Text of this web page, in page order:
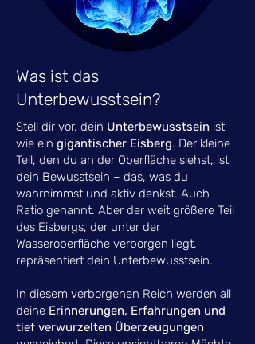
Was ist das
Unterbewusstsein?
Stell dir vor, dein Unterbewusstsein ist
wie ein gigantischer Eisberg. Der kleine
Teil, den du an der Oberfläche siehst, ist
dein Bewusstsein – das, was du
wahrnimmst und aktiv denkst. Auch
Ratio genannt. Aber der weit größere Teil
des Eisbergs, der unter der
Wasseroberfläche verborgen liegt,
repräsentiert dein Unterbewusstsein.
In diesem verborgenen Reich werden all
deine Erinnerungen, Erfahrungen und
tief verwurzelten Überzeugungen